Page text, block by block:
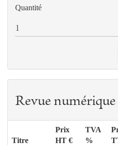
Quantité
Revue numérique
Titre
Prix
HT €
TVA
%